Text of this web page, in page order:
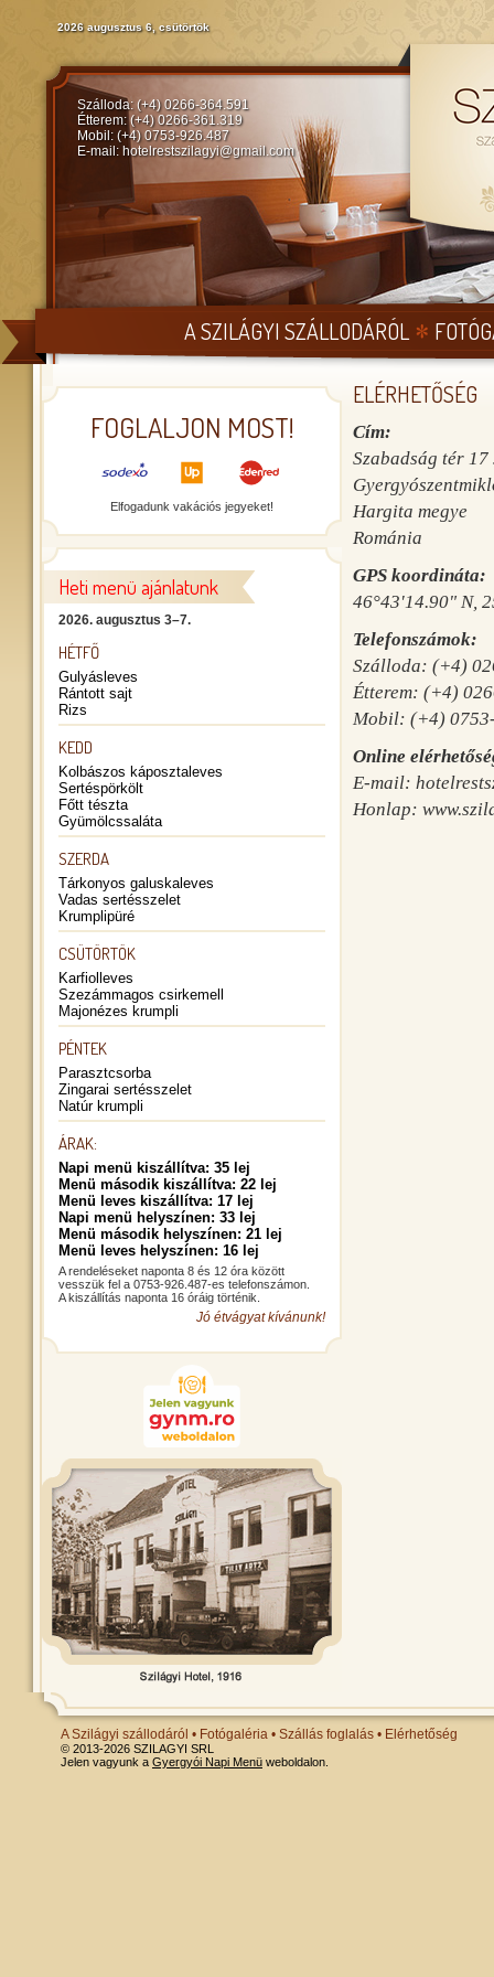
2026 augusztus 6, csütörtök
Szálloda: (+4) 0266-364.591
Étterem: (+4) 0266-361.319
Mobil: (+4) 0753-926.487
E-mail: hotelrestszilagyi@gmail.com
A SZILÁGYI SZÁLLODÁRÓL
FOGLALJON MOST!
Elfogadunk vakációs jegyeket!
Heti menü ajánlatunk
2026. augusztus 3–7.
HÉTFŐ
Gulyásleves
Rántott sajt
Rizs
KEDD
Kolbászos káposztaleves
Sertéspörkölt
Főtt tészta
Gyümölcssaláta
SZERDA
Tárkonyos galuskaleves
Vadas sertésszelet
Krumplipüré
CSÜTÖRTÖK
Karfiolleves
Szezámmagos csirkemell
Majonézes krumpli
PÉNTEK
Parasztcsorba
Zingarai sertésszelet
Natúr krumpli
ÁRAK:
Napi menü kiszállítva: 35 lej
Menü második kiszállítva: 22 lej
Menü leves kiszállítva: 17 lej
Napi menü helyszínen: 33 lej
Menü második helyszínen: 21 lej
Menü leves helyszínen: 16 lej
A rendeléseket naponta 8 és 12 óra között
vesszük fel a 0753-926.487-es telefonszámon.
A kiszállítás naponta 16 óráig történik.
Jó étvágyat kívánunk!
ELÉRHETŐSÉG
Cím:
Szabadság tér 17
Hargita megye
Románia
GPS koordináta:
46°43'14.90" N,
Telefonszámok:
Szálloda: (+4)
Étterem: (+4)
Mobil: (+4)
Online
E-mail:
Honlap:
A Szilágyi szállodáról • Fotógaléria • Szállás foglalás • Elérhetőség
© 2013-2026 SZILAGYI SRL
Jelen vagyunk a Gyergyói Napi Menü weboldalon.